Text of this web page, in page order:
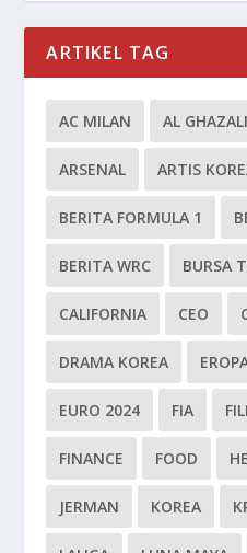
ARTIKEL TAG
AC MILAN AL GHAZALI
ARSENAL ARTIS
BERITA FORMULA 1
BERITA WRC BURSA
CALIFORNIA CEO
DRAMA KOREA
EURO 2024 FIA
FINANCE FOOD
JERMAN KOREA